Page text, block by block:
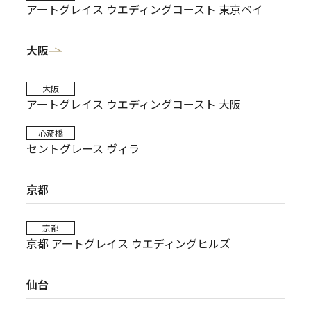
アートグレイス ウエディングコースト 東京ベイ
大阪
大阪
アートグレイス ウエディングコースト 大阪
心斎橋
セントグレース ヴィラ
京都
京都
京都 アートグレイス ウエディングヒルズ
仙台